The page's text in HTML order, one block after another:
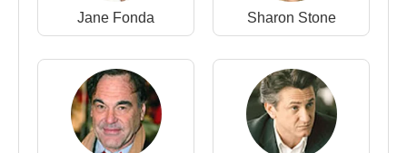
Yapımcısı Ödülü)
1987: Oscar, En İyi Aktör, Wall Street.
1987: National Board of Review Award, En İyi Aktör,
Wall Street.
1996: People's Choice Award, Special Tribute.
Yapımcı ve Aktör olarak başarıları için.
Jane Fonda Sharon Stone